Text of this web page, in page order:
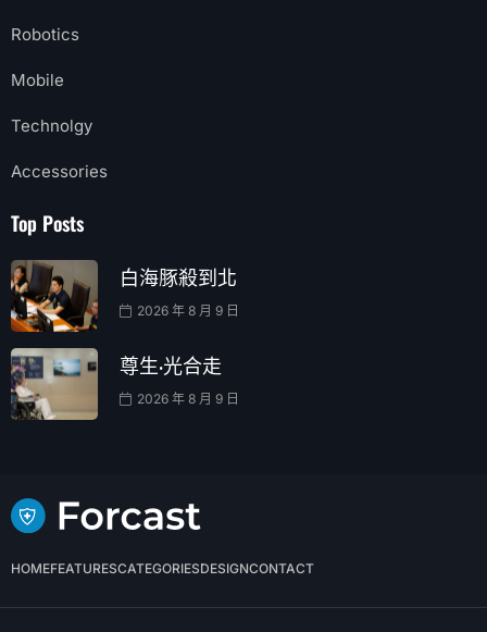
Robotics
Mobile
Technolgy
Accessories
Top Posts
白海豚殺到北
2026 年 8 月 9 日
尊生·光合走
2026 年 8 月 9 日
HOMEFEATURESCATEGORIESDESIGNCONTACT